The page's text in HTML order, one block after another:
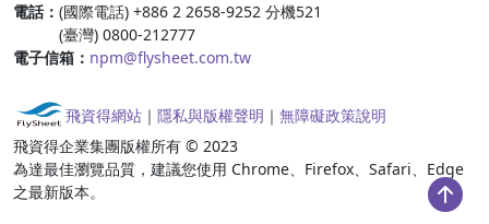
電話： (國際電話) +886 2 2658-9252 分機521
(臺灣) 0800-212777
電子信箱： npm@flysheet.com.tw
飛資得網站 ｜ 隱私與版權聲明 ｜ 無障礙政策說明
飛資得企業集團版權所有 © 2023
為達最佳瀏覽品質，建議您使用 Chrome、Firefox、Safari、Edge
之最新版本。